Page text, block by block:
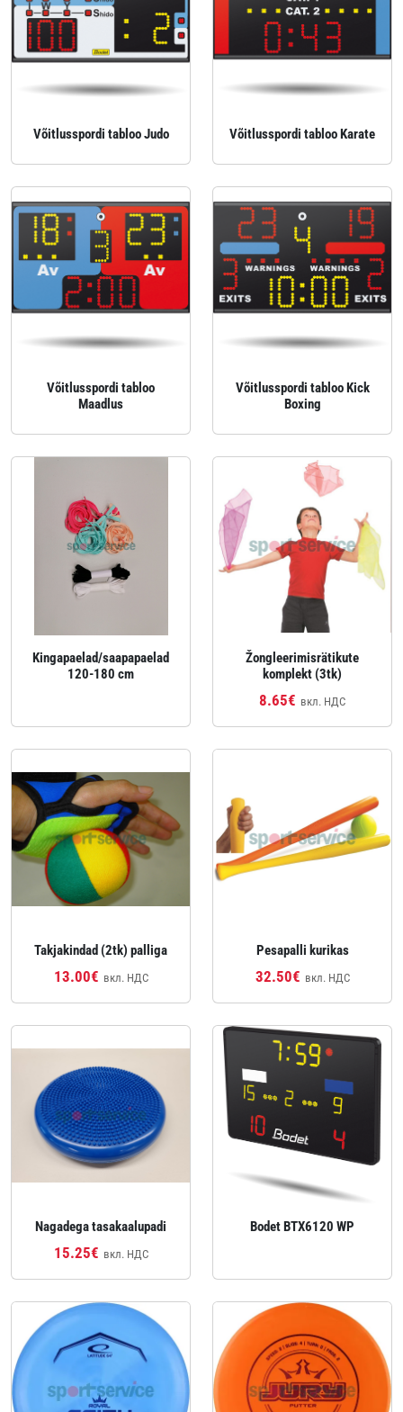
Võitlusspordi tabloo Judo Võitlusspordi tabloo Karate
Võitlusspordi tabloo
Maadlus
Võitlusspordi tabloo Kick
Boxing
Kingapaelad/saapapaelad
120-180 cm
Žongleerimisrätikute
komplekt (3tk)
8.65€ вкл. НДС
Takjakindad (2tk) palliga
13.00€ вкл. НДС
Pesapalli kurikas
32.50€ вкл. НДС
Nagadega tasakaalupadi
15.25€ вкл. НДС
Bodet BTX6120 WP